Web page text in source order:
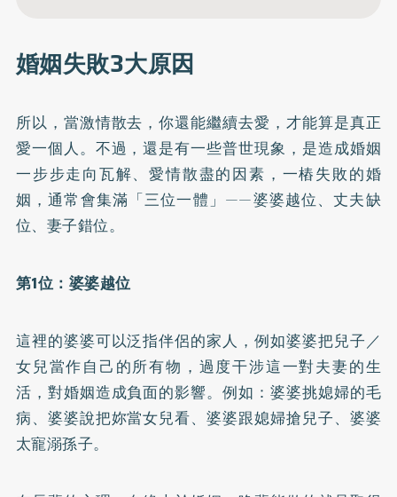
婚姻失敗3大原因
所以，當激情散去，你還能繼續去愛，才能算是真正
愛一個人。不過，還是有一些普世現象，是造成婚姻
一步步走向瓦解、愛情散盡的因素，一樁失敗的婚
姻，通常會集滿「三位一體」——婆婆越位、丈夫缺
位、妻子錯位。
第1位：婆婆越位
這裡的婆婆可以泛指伴侶的家人，例如婆婆把兒子／
女兒當作自己的所有物，過度干涉這一對夫妻的生
活，對婚姻造成負面的影響。例如：婆婆挑媳婦的毛
病、婆婆說把妳當女兒看、婆婆跟媳婦搶兒子、婆婆
太寵溺孫子。